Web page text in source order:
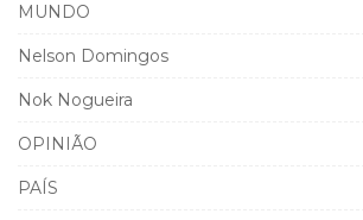
MUNDO
Nelson Domingos
Nok Nogueira
OPINIÃO
PAÍS